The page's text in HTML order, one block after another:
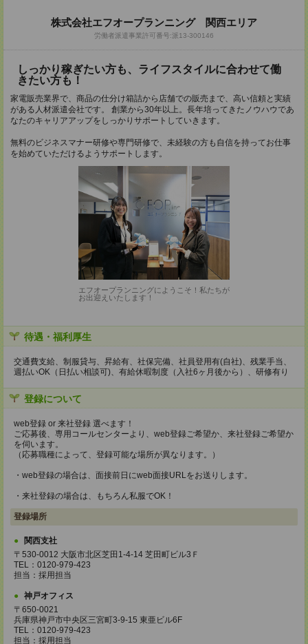
株式会社エフオープランニング 関西エリア
労働者派遣事業許可番号:派13-300146
しっかり稼ぎたい方も、ライフスタイルに合わせて働
きたい方も！
家電販売業界で、商品の仕分け箱詰から店舗での販売まで、高い信頼と実績
がある人材派遣会社です。 創業から30年以上。長年培ってきたノウハウであ
なたのキャリアアップをしっかりサポートしていきます。
無料のビジネスマナー研修や専門研修で、未経験の方も自信を持ってお仕事
を始めていただけるようサポートします。
エフオープランニングにようこそ！私たちが
お出迎えいたします！
待遇・福利厚生
交通費支給、制服貸与、昇給有、社保完備、社員登用有(自社)、残業手当、
週払いOK（日払い相談可)、有給休暇制度（入社6ヶ月後から）、研修有り
登録について
web登録 or 来社登録 選べます！
ご応募後、専用コールセンターより、web登録ご希望か、来社登録ご希望か
を伺います。
（応募職種によって、登録可能な場所が異なります。）
・web登録の場合は、面接前日にweb面接URLをお送りします。
・来社登録の場合は、もちろん私服でOK！
登録場所
関西支社
〒530-0012 大阪市北区芝田1-4-14 芝田町ビル3Ｆ
TEL：0120-979-423
担当：採用担当
神戸オフィス
〒650-0021
兵庫県神戸市中央区三宮町3-9-15 東亜ビル6F
TEL：0120-979-423
担当：採用担当